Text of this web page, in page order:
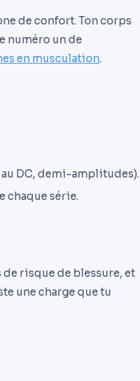
de confort. Ton corps
numéro un de
en musculation.
au DC, demi-amplitudes).
chaque série.
risque de blessure, et
une charge que tu